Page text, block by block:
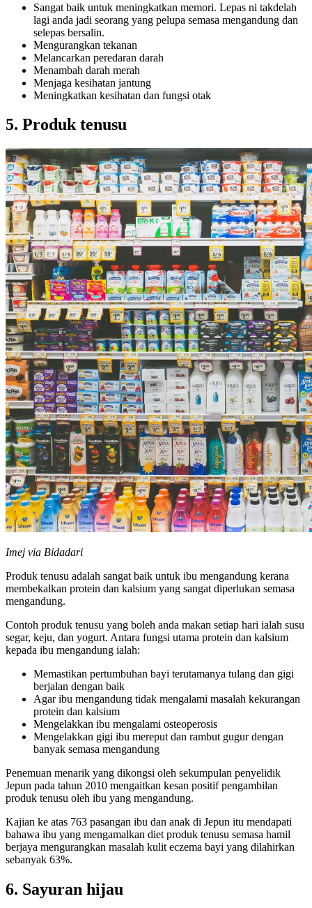
Sangat baik untuk meningkatkan memori. Lepas ni takdelah
lagi anda jadi seorang yang pelupa semasa mengandung dan
selepas bersalin.
Mengurangkan tekanan
Melancarkan peredaran darah
Menambah darah merah
Menjaga kesihatan jantung
Meningkatkan kesihatan dan fungsi otak
5. Produk tenusu
Imej via Bidadari
Produk tenusu adalah sangat baik untuk ibu mengandung kerana
membekalkan protein dan kalsium yang sangat diperlukan semasa
mengandung.
Contoh produk tenusu yang boleh anda makan setiap hari ialah susu
segar, keju, dan yogurt. Antara fungsi utama protein dan kalsium
kepada ibu mengandung ialah:
Memastikan pertumbuhan bayi terutamanya tulang dan gigi
berjalan dengan baik
Agar ibu mengandung tidak mengalami masalah kekurangan
protein dan kalsium
Mengelakkan ibu mengalami osteoperosis
Mengelakkan gigi ibu mereput dan rambut gugur dengan
banyak semasa mengandung
Penemuan menarik yang dikongsi oleh sekumpulan penyelidik
Jepun pada tahun 2010 mengaitkan kesan positif pengambilan
produk tenusu oleh ibu yang mengandung.
Kajian ke atas 763 pasangan ibu dan anak di Jepun itu mendapati
bahawa ibu yang mengamalkan diet produk tenusu semasa hamil
berjaya mengurangkan masalah kulit eczema bayi yang dilahirkan
sebanyak 63%.
6. Sayuran hijau